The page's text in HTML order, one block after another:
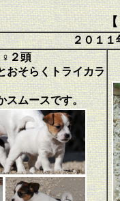
２０１１
２頭
おそらくトライカラ
スムースです。